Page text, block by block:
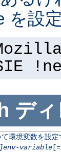
を設
デ
環境変数を設定
variable[=